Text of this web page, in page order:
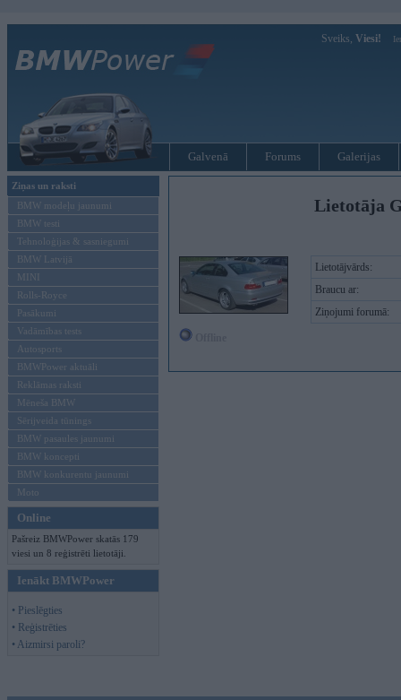
Sveiks, Viesi!
Galvenā Forums Galerijas
Ziņas un raksti
BMW modeļu jaunumi
BMW testi
Tehnoloģijas & sasniegumi
BMW Latvijā
MINI
Rolls-Royce
Pasākumi
Vadāmības tests
Autosports
BMWPower aktuāli
Reklāmas raksti
Mēneša BMW
Sērijveida tūnings
BMW pasaules jaunumi
BMW koncepti
BMW konkurentu jaunumi
Moto
Online
Pašreiz BMWPower skatās 179
viesi un 8 reģistrēti lietotāji.
Ienākt BMWPower
• Pieslēgties
• Reģistrēties
• Aizmirsi paroli?
Lietotāja
Lietotājvārds:
Braucu ar:
Ziņojumi forumā: